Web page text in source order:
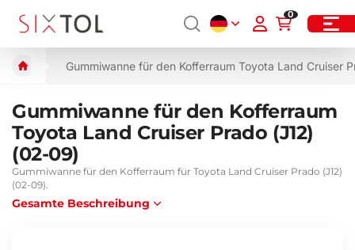
0
Gummiwanne für den Kofferraum Toyota Land Cruiser
Gummiwanne für den Kofferraum
Toyota Land Cruiser Prado (J12)
(02-09)
Gummiwanne für den Kofferraum für Toyota Land Cruiser Prado (J12)
(02-09).
Gesamte Beschreibung